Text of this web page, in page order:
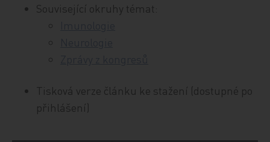
Související okruhy témat:
Tisková verze článku ke stažení (dostupné po
přihlášení)